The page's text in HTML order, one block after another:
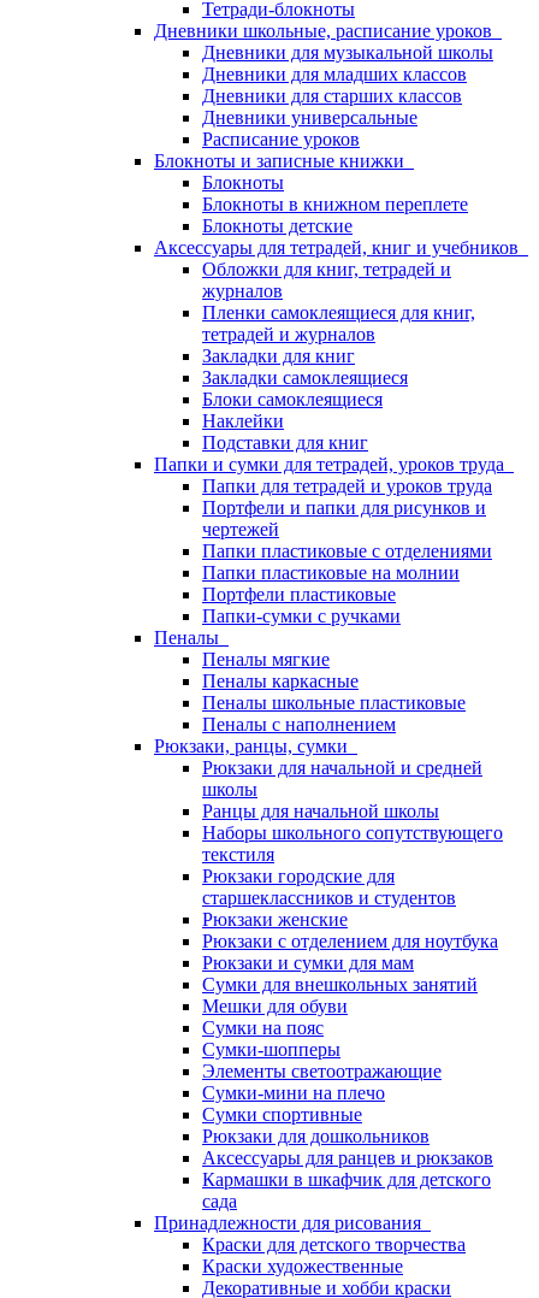
Тетради-блокноты
Дневники школьные, расписание уроков
Дневники для музыкальной школы
Дневники для младших классов
Дневники для старших классов
Дневники универсальные
Расписание уроков
Блокноты и записные книжки
Блокноты
Блокноты в книжном переплете
Блокноты детские
Аксессуары для тетрадей, книг и учебников
Обложки для книг, тетрадей и
журналов
Пленки самоклеящиеся для книг,
тетрадей и журналов
Закладки для книг
Закладки самоклеящиеся
Блоки самоклеящиеся
Наклейки
Подставки для книг
Папки и сумки для тетрадей, уроков труда
Папки для тетрадей и уроков труда
Портфели и папки для рисунков и
чертежей
Папки пластиковые с отделениями
Папки пластиковые на молнии
Портфели пластиковые
Папки-сумки с ручками
Пеналы
Пеналы мягкие
Пеналы каркасные
Пеналы школьные пластиковые
Пеналы с наполнением
Рюкзаки, ранцы, сумки
Рюкзаки для начальной и средней
школы
Ранцы для начальной школы
Наборы школьного сопутствующего
текстиля
Рюкзаки городские для
старшеклассников и студентов
Рюкзаки женские
Рюкзаки с отделением для ноутбука
Рюкзаки и сумки для мам
Сумки для внешкольных занятий
Мешки для обуви
Сумки на пояс
Сумки-шопперы
Элементы светоотражающие
Сумки-мини на плечо
Сумки спортивные
Рюкзаки для дошкольников
Аксессуары для ранцев и рюкзаков
Кармашки в шкафчик для детского
сада
Принадлежности для рисования
Краски для детского творчества
Краски художественные
Декоративные и хобби краски